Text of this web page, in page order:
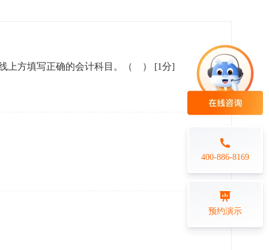
零售行业
个性化设置
上方填写正确的会计科目。（ ） [1分]
400-886-8169
预约演示